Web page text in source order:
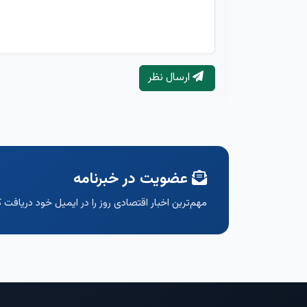
ارسال نظر
عضویت در خبرنامه
مهم‌ترین اخبار اقتصادی روز را در ایمیل خود دریافت